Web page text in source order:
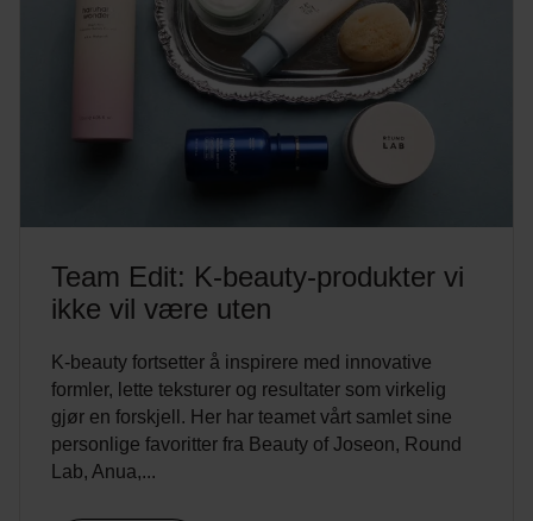
Team Edit: K-beauty-produkter vi
ikke vil være uten
K-beauty fortsetter å inspirere med innovative
formler, lette teksturer og resultater som virkelig
gjør en forskjell. Her har teamet vårt samlet sine
personlige favoritter fra Beauty of Joseon, Round
Lab, Anua,...